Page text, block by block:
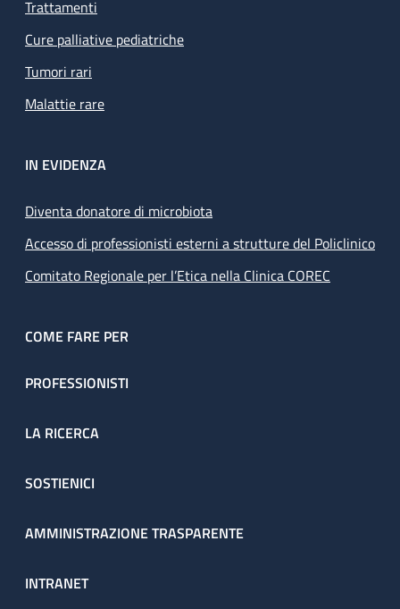
Trattamenti
Cure palliative pediatriche
Tumori rari
Malattie rare
IN EVIDENZA
Diventa donatore di microbiota
Accesso di professionisti esterni a strutture del Policlinico
Comitato Regionale per l’Etica nella Clinica COREC
COME FARE PER
PROFESSIONISTI
LA RICERCA
SOSTIENICI
AMMINISTRAZIONE TRASPARENTE
INTRANET